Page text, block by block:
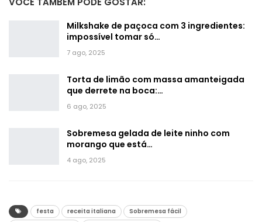
Milkshake de paçoca com 3 ingredientes:
impossível tomar só…
7 ago, 2025
Torta de limão com massa amanteigada
que derrete na boca:…
6 ago, 2025
Sobremesa gelada de leite ninho com
morango que está…
4 ago, 2025
festa receita italiana
Sobremesa fácil